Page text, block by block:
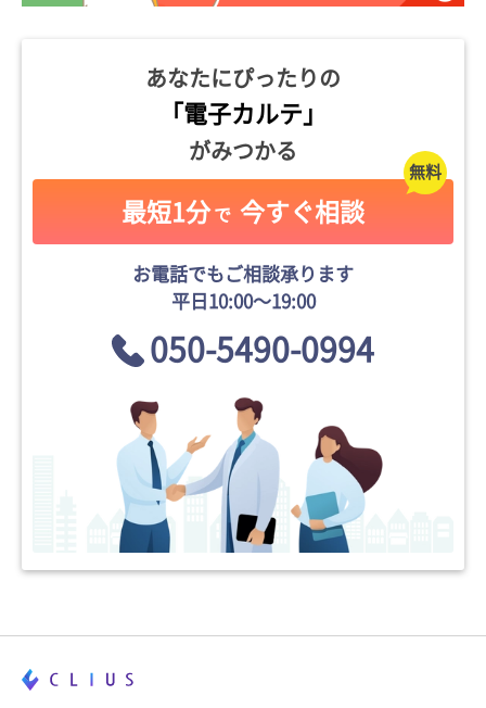
あなたにぴったりの
「電子カルテ」
がみつかる
最短1分 で 今すぐ相談
お電話でもご相談承ります
平日10:00〜19:00
050-5490-0994